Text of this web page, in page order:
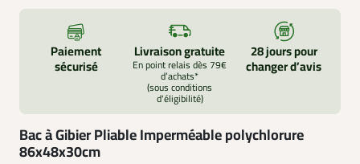
Paiement
sécurisé
Livraison gratuite
En point relais dès 79€
d’achats*
(sous conditions
d'éligibilité)
28 jours pour
changer d’avis
Bac à Gibier Pliable Imperméable polychlorure
86x48x30cm